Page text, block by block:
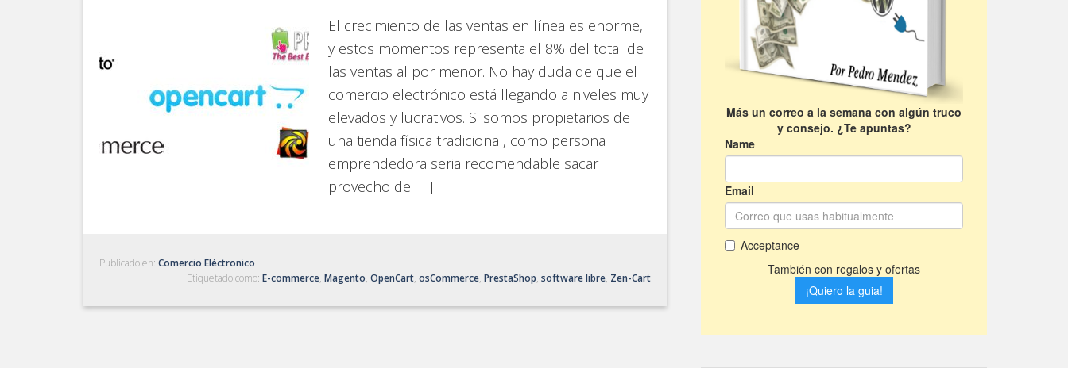
El crecimiento de las ventas en línea es enorme,
y estos momentos representa el 8% del total de
las ventas al por menor. No hay duda de que el
comercio electrónico está llegando a niveles muy
elevados y lucrativos. Si somos propietarios de
una tienda física tradicional, como persona
emprendedora seria recomendable sacar
provecho de […]
Publicado en: Comercio Eléctronico
Etiquetado como: E-commerce, Magento, OpenCart, osCommerce, PrestaShop, software libre, Zen-Cart